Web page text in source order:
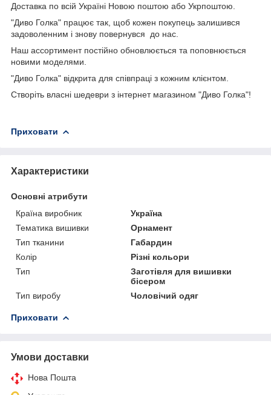
Доставка по всій Україні Новою поштою або Укрпоштою.
"Диво Голка" працює так, щоб кожен покупець залишився
задоволенним і знову повернувся до нас.
Наш ассортимент постійно обновлюється та поповнюється
новими моделями.
"Диво Голка" відкрита для співпраці з кожним клієнтом.
Створіть власні шедеври з інтернет магазином "Диво Голка"!
Приховати
Характеристики
Основні атрибути
Країна виробник
Україна
Тематика вишивки
Орнамент
Тип тканини
Габардин
Колір
Різні кольори
Тип
Заготівля для вишивки
бісером
Тип виробу
Чоловічий одяг
Приховати
Умови доставки
Нова Пошта